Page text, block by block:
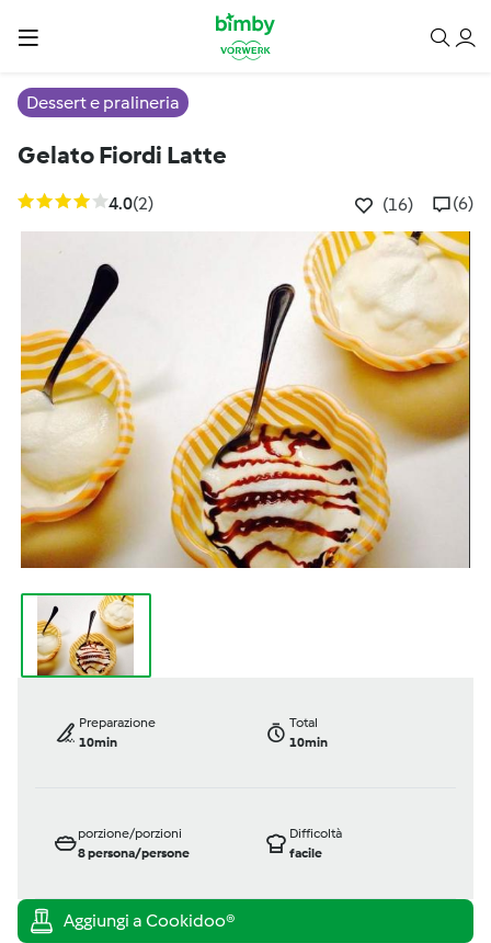
Dessert e pralineria
Gelato Fiordi Latte
4.0(2) (16) (6)
Preparazione
10min
Total
10min
porzione/porzioni
8persona/persone
Difficoltà
facile